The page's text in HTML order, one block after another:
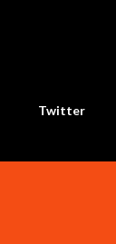
Twitter